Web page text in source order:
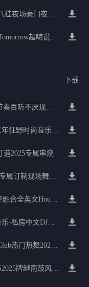
全国语ProgHouse携手打造慢摇碰撞八桂夜场豪门夜宴气氛小串
欣欣猪七夕气氛国粤House慢摇混合Tomorrow超嗨说唱英文House气氛
下载
Mp3-全英文Breakbeat经典收藏抒情节奏百听不厌现场串烧
一生最爱是你包房中文嗨碟融合十二年狂野时尚音乐阳江权仔推荐
造2025专属串烧
DJ熙子_中英文FunkyHouse音乐2025专属订制现场舞曲串烧
中英文Disco重温轻飘飘Fing头上太空融合全英文House劲嗨极速舞池
世纪98DJ小马哥全中文国粤语Club音乐-私房中文DJ串烧
DJ小梁现场舞曲串烧-全中文国粤语Club热门热舞2025精选
怀旧与潮流碰撞2025精选强震旋律与2025牌越南鼓风串烧